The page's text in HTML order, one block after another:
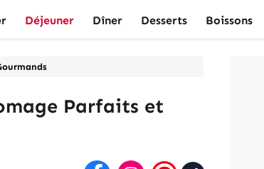
Déjeuner Dîner Desserts Boissons
Parfaits et